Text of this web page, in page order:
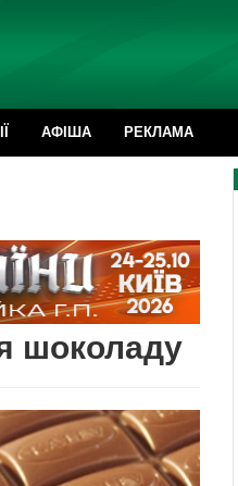
АФІША РЕКЛАМА
шоколаду